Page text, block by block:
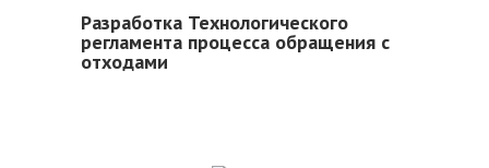
Разработка Технологического
регламента процесса обращения с
отходами